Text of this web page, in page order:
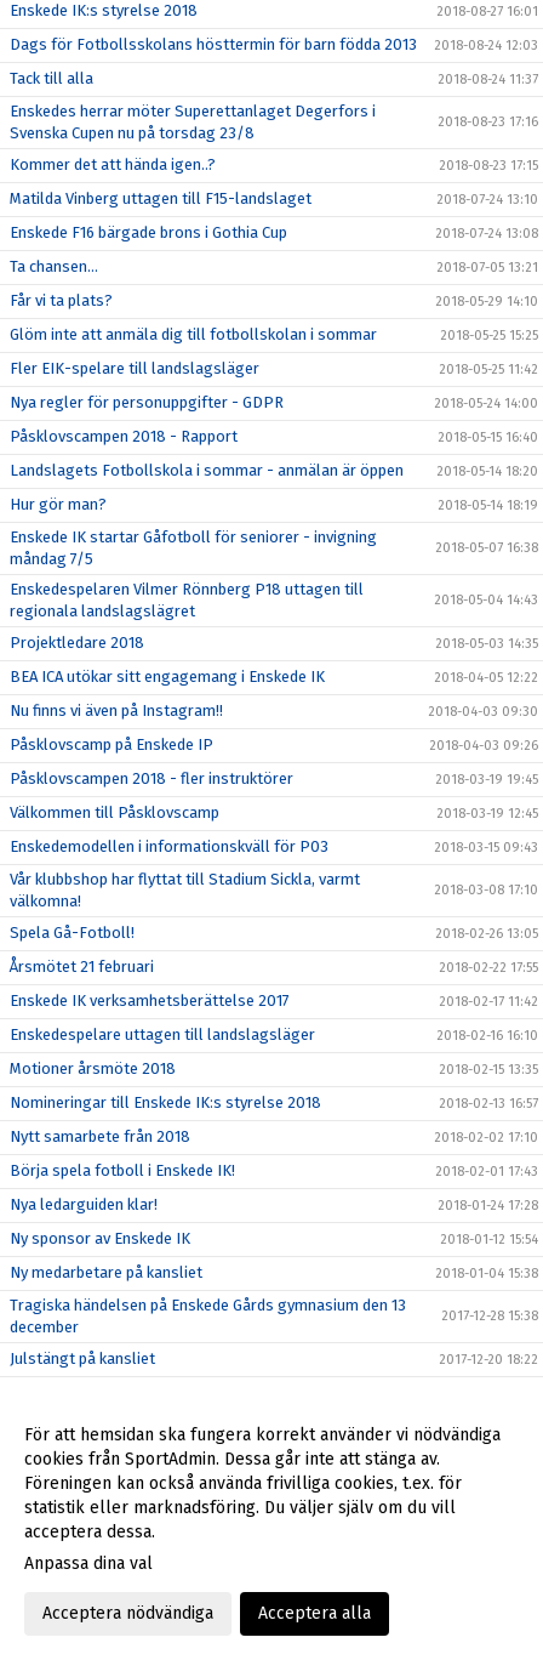
Enskede IK:s styrelse 2018 2018-08-27 16:01
Dags för Fotbollsskolans hösttermin för barn födda 2013 2018-08-24 12:03
Tack till alla 2018-08-24 11:37
Enskedes herrar möter Superettanlaget Degerfors i
Svenska Cupen nu på torsdag 23/8
2018-08-23 17:16
Kommer det att hända igen..? 2018-08-23 17:15
Matilda Vinberg uttagen till F15-landslaget 2018-07-24 13:10
Enskede F16 bärgade brons i Gothia Cup 2018-07-24 13:08
Ta chansen... 2018-07-05 13:21
Får vi ta plats? 2018-05-29 14:10
Glöm inte att anmäla dig till fotbollskolan i sommar 2018-05-25 15:25
Fler EIK-spelare till landslagsläger 2018-05-25 11:42
Nya regler för personuppgifter - GDPR 2018-05-24 14:00
Påsklovscampen 2018 - Rapport 2018-05-15 16:40
Landslagets Fotbollskola i sommar - anmälan är öppen 2018-05-14 18:20
Hur gör man? 2018-05-14 18:19
Enskede IK startar Gåfotboll för seniorer - invigning
måndag 7/5
2018-05-07 16:38
Enskedespelaren Vilmer Rönnberg P18 uttagen till
regionala landslagslägret
2018-05-04 14:43
Projektledare 2018 2018-05-03 14:35
BEA ICA utökar sitt engagemang i Enskede IK 2018-04-05 12:22
Nu finns vi även på Instagram!! 2018-04-03 09:30
Påsklovscamp på Enskede IP 2018-04-03 09:26
Påsklovscampen 2018 - fler instruktörer 2018-03-19 19:45
Välkommen till Påsklovscamp 2018-03-19 12:45
Enskedemodellen i informationskväll för P03 2018-03-15 09:43
Vår klubbshop har flyttat till Stadium Sickla, varmt
välkomna!
2018-03-08 17:10
Spela Gå-Fotboll! 2018-02-26 13:05
Årsmötet 21 februari 2018-02-22 17:55
Enskede IK verksamhetsberättelse 2017 2018-02-17 11:42
Enskedespelare uttagen till landslagsläger 2018-02-16 16:10
Motioner årsmöte 2018 2018-02-15 13:35
Nomineringar till Enskede IK:s styrelse 2018 2018-02-13 16:57
Nytt samarbete från 2018 2018-02-02 17:10
Börja spela fotboll i Enskede IK! 2018-02-01 17:43
Nya ledarguiden klar! 2018-01-24 17:28
Ny sponsor av Enskede IK 2018-01-12 15:54
Ny medarbetare på kansliet 2018-01-04 15:38
Tragiska händelsen på Enskede Gårds gymnasium den 13
december
2017-12-28 15:38
Julstängt på kansliet 2017-12-20 18:22
Så blir du en bättre idrottsförälder 2017-12-16 12:18
Enskede IK söker styrelsemedlemmar 2018!
Enskede IK - laget i ditt hjärta 2017-11-17 14:57
Ny stödlinje för idrottsledare
Enskede IK söker styrelsemedlemmar 2018!
Reportage om Enskede IK och Enskedemodellen
För att hemsidan ska fungera korrekt använder vi nödvändiga
cookies från SportAdmin. Dessa går inte att stänga av.
Föreningen kan också använda frivilliga cookies, t.ex. för
statistik eller marknadsföring. Du väljer själv om du vill
acceptera dessa.
Anpassa dina val
Acceptera nödvändiga Acceptera alla